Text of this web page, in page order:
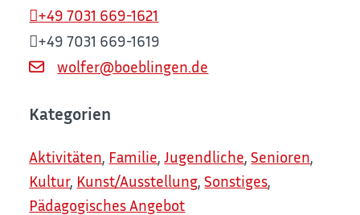
wolfer@boeblingen.de
+49 7031 669-1621
+49 7031 669-1619
Kategorien
Aktivitäten, Familie,Jugendliche, Senioren,
Kultur, Kunst/Ausstellung, Sonstiges,
Pädagogisches Angebot